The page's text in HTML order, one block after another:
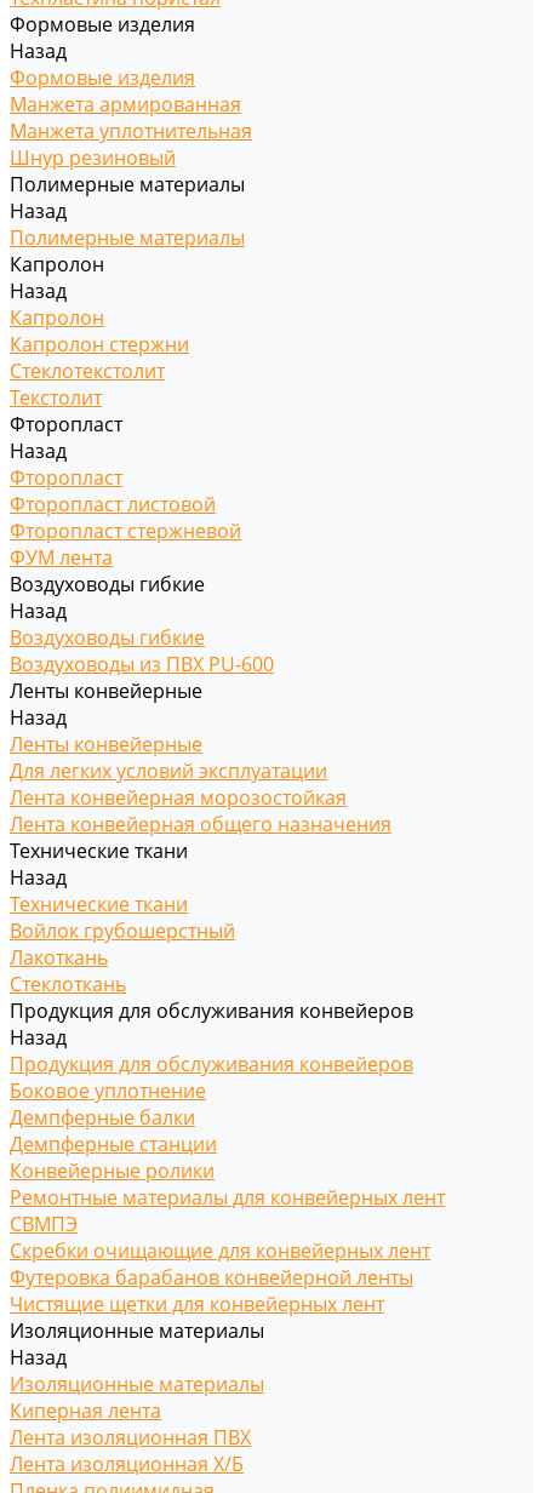
Формовые изделия
Назад
Формовые изделия
Манжета армированная
Манжета уплотнительная
Шнур резиновый
Полимерные материалы
Назад
Полимерные материалы
Капролон
Назад
Капролон
Капролон стержни
Стеклотекстолит
Текстолит
Фторопласт
Назад
Фторопласт
Фторопласт листовой
Фторопласт стержневой
ФУМ лента
Воздуховоды гибкие
Назад
Воздуховоды гибкие
Воздуховоды из ПВХ PU-600
Ленты конвейерные
Назад
Ленты конвейерные
Для легких условий эксплуатации
Лента конвейерная морозостойкая
Лента конвейерная общего назначения
Технические ткани
Назад
Технические ткани
Войлок грубошерстный
Лакоткань
Стеклоткань
Продукция для обслуживания конвейеров
Назад
Продукция для обслуживания конвейеров
Боковое уплотнение
Демпферные балки
Демпферные станции
Конвейерные ролики
Ремонтные материалы для конвейерных лент
СВМПЭ
Скребки очищающие для конвейерных лент
Футеровка барабанов конвейерной ленты
Чистящие щетки для конвейерных лент
Изоляционные материалы
Назад
Изоляционные материалы
Киперная лента
Лента изоляционная ПВХ
Лента изоляционная Х/Б